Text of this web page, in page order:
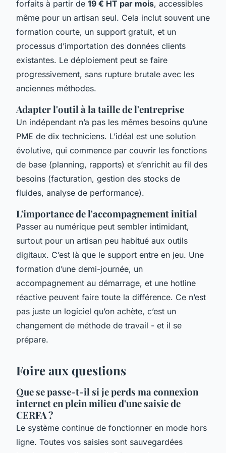
forfaits à partir de 19 € HT par mois, accessibles
même pour un artisan seul. Cela inclut souvent une
formation courte, un support gratuit, et un
processus d’importation des données clients
existantes. Le déploiement peut se faire
progressivement, sans rupture brutale avec les
anciennes méthodes.
Adapter l'outil à la taille de l'entreprise
Un indépendant n’a pas les mêmes besoins qu’une
PME de dix techniciens. L’idéal est une solution
évolutive, qui commence par couvrir les fonctions
de base (planning, rapports) et s’enrichit au fil des
besoins (facturation, gestion des stocks de
fluides, analyse de performance).
L'importance de l'accompagnement initial
Passer au numérique peut sembler intimidant,
surtout pour un artisan peu habitué aux outils
digitaux. C’est là que le support entre en jeu. Une
formation d’une demi-journée, un
accompagnement au démarrage, et une hotline
réactive peuvent faire toute la différence. Ce n’est
pas juste un logiciel qu’on achète, c’est un
changement de méthode de travail - et il se
prépare.
Foire aux questions
Que se passe-t-il si je perds ma connexion
internet en plein milieu d'une saisie de
CERFA ?
Le système continue de fonctionner en mode hors
ligne. Toutes vos saisies sont sauvegardées